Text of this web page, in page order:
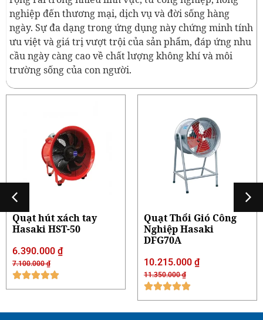
nghiệp đến thương mại, dịch vụ và đời sống hàng
ngày. Sự đa dạng trong ứng dụng này chứng minh tính
ưu việt và giá trị vượt trội của sản phẩm, đáp ứng nhu
cầu ngày càng cao về chất lượng không khí và môi
trường sống của con người.
Thổi Gió Công
Hasaki
₫
₫
Nghiệp Hasaki